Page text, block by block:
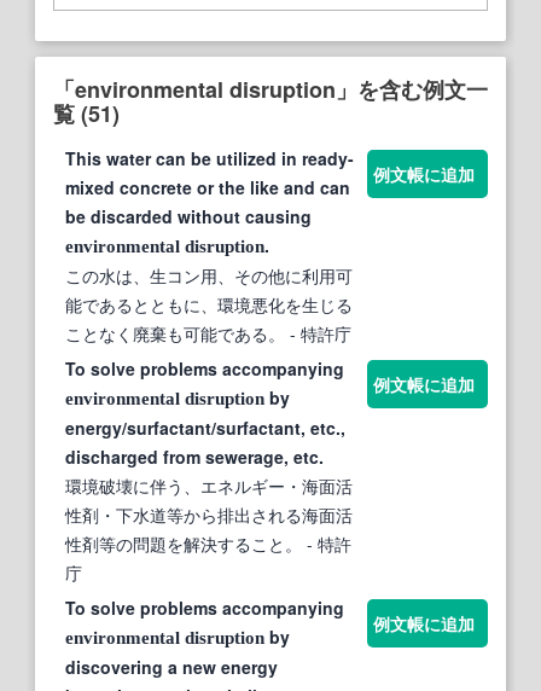
「environmental disruption」を含む例文一
覧 (51)
This water can be utilized in ready-
mixed concrete or the like and can
be discarded without causing
environmental disruption.
この水は、生コン用、その他に利用可
能であるとともに、環境悪化を生じる
ことなく廃棄も可能である。
- 特許庁
例文帳に追加
To solve problems accompanying
environmental disruption by
energy/surfactant/surfactant, etc.,
discharged from sewerage, etc.
環境破壊に伴う、エネルギー・海面活
性剤・下水道等から排出される海面活
性剤等の問題を解決すること。
- 特許
庁
例文帳に追加
To solve problems accompanying
environmental disruption by
discovering a new energy
例文帳に追加